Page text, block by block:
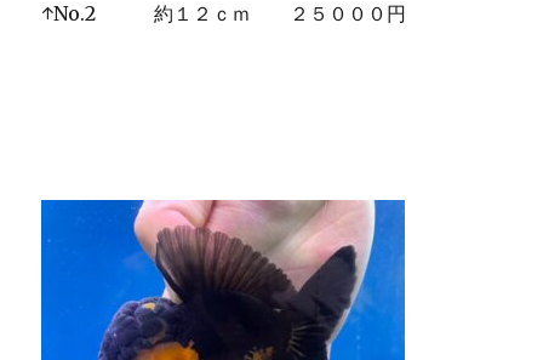
↑No.2 約１２ｃｍ ２５０００円